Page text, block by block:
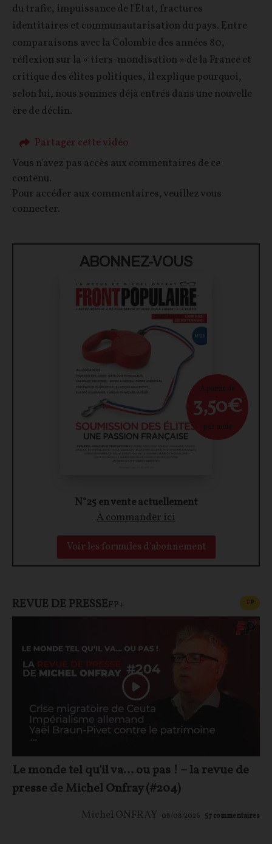
du trafic, impuissance de l'État, fractures
identitaires et communautarisation du pays. Entre
comparaisons avec la Colombie des années 80,
réflexion sur la « tiers-mondisation » de la France et
critique des élites politiques, il explique pourquoi,
selon lui, nous sommes déjà entrés dans une nouvelle
ère de déclin.
Partager cette vidéo
Vous n'avez pas accès aux commentaires de ce
contenu.
Pour accéder aux commentaires, veuillez vous
connecter.
ABONNEZ-VOUS
N°25 en vente actuellement
À commander ici
Voir les formules d'abonnement
À partir de
3,50€
par mois
REVUE DE PRESSEFP+ FP
Le monde tel qu'il va… ou pas ! – la revue de
presse de Michel Onfray (#204)
Michel ONFRAY 08/08/2026 57commentaires